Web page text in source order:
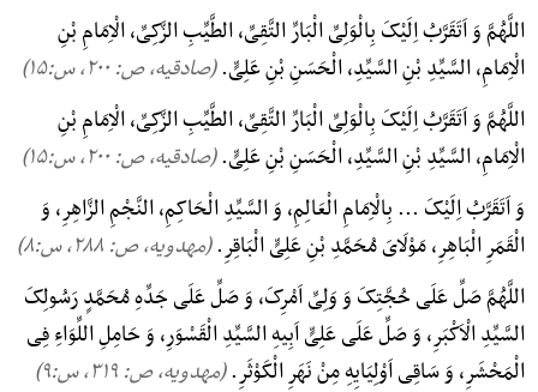
اللَّهُمَّ وَ اَتَقَرَّبُ اِلَیْکَ بِالْوَلِیِّ الْبَارِّ التَّقِیِّ، الطَّیِّبِ الزَّکِیِّ، الْاِمَامِ بْنِ
الْاِمَامِ، السَّیِّدِ بْنِ السَّیِّدِ، الْحَسَنِ بْنِ عَلِیٍّ.(صادقیه، ص: ۲۰۰, س:۱۵)
اللَّهُمَّ وَ اَتَقَرَّبُ اِلَیْکَ بِالْوَلِیِّ الْبَارِّ التَّقِیِّ، الطَّیِّبِ الزَّکِیِّ، الْاِمَامِ بْنِ
الْاِمَامِ، السَّیِّدِ بْنِ السَّیِّدِ، الْحَسَنِ بْنِ عَلِیٍّ.(صادقیه، ص: ۲۰۰, س:۱۵)
وَ اَتَقَرَّبُ اِلَیْکَ ... بِالْاِمَامِ الْعَالِمِ، وَ السَّیِّدِ الْحَاکِمِ، النَّجْمِ الزَّاهِرِ، وَ
الْقَمَرِ الْبَاهِرِ، مَوْلَایَ مُحَمَّدِ بْنِ عَلِیٍّ الْبَاقِرِ.(مهدویه، ص: ۲۸۸, س:۸)
اللَّهُمَّ صَلِّ عَلَی حُجَّتِکَ وَ وَلِیِّ اَمْرِکَ، وَ صَلِّ عَلَی جَدِّهِ مُحَمَّدٍ رَسُولِکَ
السَّیِّدِ الْاَکْبَرِ، وَ صَلِّ عَلَی عَلِیٍّ اَبِیهِ السَّیِّدِ الْقَسْوَرِ، وَ حَامِلِ اللِّوَاءِ فِی
الْمَحْشَرِ، وَ سَاقِی اَوْلِیَایِهِ مِنْ نَهَرِ الْکَوْثَرِ.(مهدویه، ص: ۳۱۹, س:۹)